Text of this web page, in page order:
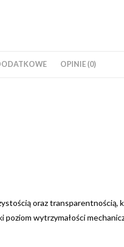
OPINIE (0)
oraz
wytrzymałości